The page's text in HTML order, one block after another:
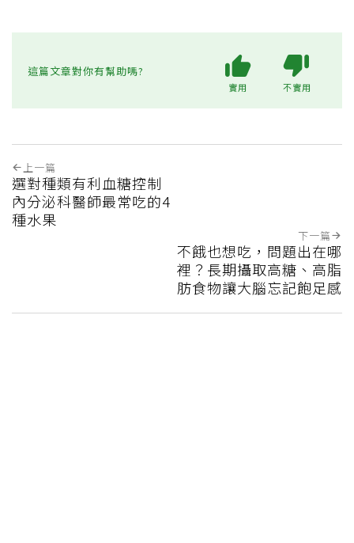
這篇文章對你有幫助嗎?
實用 不實用
上一篇
選對種類有利血糖控制
內分泌科醫師最常吃的4
種水果
下一篇
不餓也想吃，問題出在哪
裡？長期攝取高糖、高脂
肪食物讓大腦忘記飽足感